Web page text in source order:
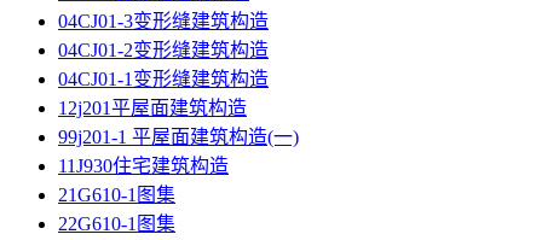
04CJ01-3变形缝建筑构造
04CJ01-2变形缝建筑构造
04CJ01-1变形缝建筑构造
12j201平屋面建筑构造
99j201-1 平屋面建筑构造(一)
11J930住宅建筑构造
21G610-1图集
22G610-1图集